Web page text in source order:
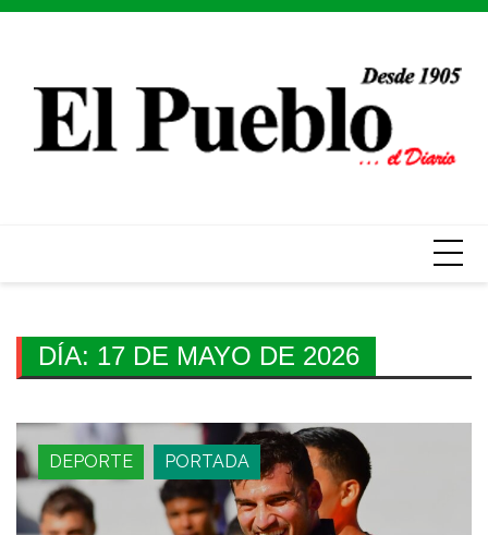
Skip
DÍA: 17 DE MAYO DE 2026
DEPORTE PORTADA